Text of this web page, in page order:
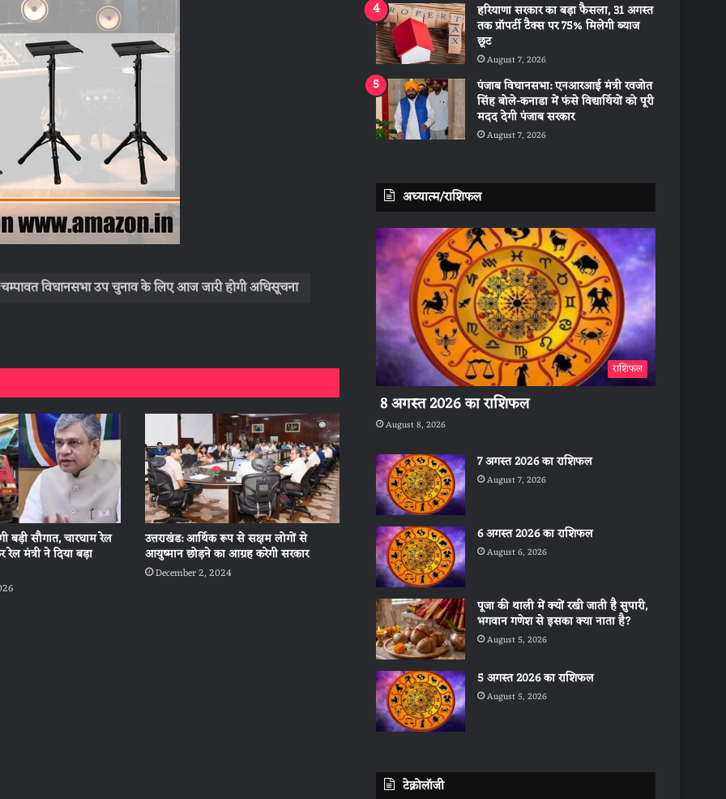
चम्पावत विधानसभा उप चुनाव के लिए आज जारी होगी अधिसूचना
बड़ी सौगात, चारधाम रेल
रेल मंत्री ने दिया बड़ा
उत्तराखंड: आर्थिक रूप से सक्षम लोगों से
आयुष्मान छोड़ने का आग्रह करेगी सरकार
December 2, 2024
हरियाणा सरकार का बड़ा फैसला, 31 अगस्त
तक प्रॉपर्टी टैक्स पर 75% मिलेगी ब्याज
छूट
August 7, 2026
पंजाब विधानसभा: एनआरआई मंत्री रवजोत
सिंह बोले-कनाडा में फंसे विद्यार्थियों को पूरी
मदद देगी पंजाब सरकार
August 7, 2026
अध्यात्म/राशिफल
राशिफल
8 अगस्त 2026 का राशिफल
August 8, 2026
7 अगस्त 2026 का राशिफल
August 7, 2026
6 अगस्त 2026 का राशिफल
August 6, 2026
पूजा की थाली में क्यों रखी जाती है सुपारी,
भगवान गणेश से इसका क्या नाता है?
August 5, 2026
5 अगस्त 2026 का राशिफल
August 5, 2026
टेक्नोलॉजी